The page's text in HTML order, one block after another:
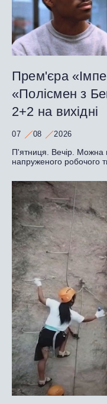
Прем'єра
«Полісмен з
2+2 на вихідні
07 08 2026
П'ятниця. Вечір. Можна
напруженого робочого